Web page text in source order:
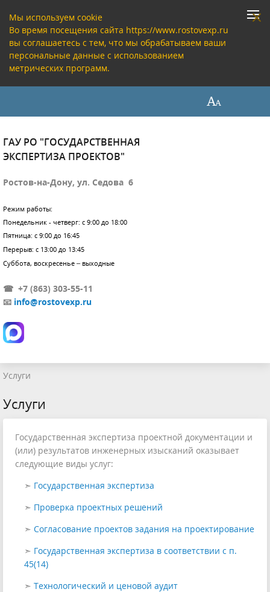
Мы используем cookie
Во время посещения сайта https://www.rostovexp.ru
вы соглашаетесь с тем, что мы обрабатываем ваши
персональные данные с использованием
метрических программ.
ГАУ РО "ГОСУДАРСТВЕННАЯ
ЭКСПЕРТИЗА ПРОЕКТОВ"
Ростов-на-Дону, ул. Седова 6
Режим работы:
Понедельник - четверг: с 9:00 до 18:00
Пятница: с 9:00 до 16:45
Перерыв: с 13:00 до 13:45
Суббота, воскресенье – выходные
☎ +7 (863) 303-55-11
📧 info@rostovexp.ru
Услуги
Услуги
Государственная экспертиза проектной документации и
(или) результатов инженерных изысканий оказывает
следующие виды услуг:
➣ Государственная экспертиза
➣ Проверка проектных решений
➣ Согласование проектов задания на проектирование
➣ Государственная экспертиза в соответствии с п.
45(14)
➣ Технологический и ценовой аудит